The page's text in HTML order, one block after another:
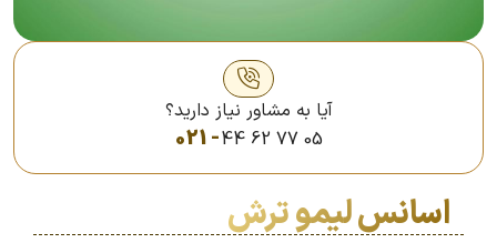
آیا به مشاور نیاز دارید؟
021 -44 62 77 05
اسانس لیمو ترش